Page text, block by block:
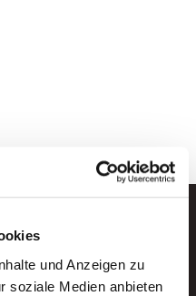
und Anzeigen zu
soziale Medien anbieten
E-Mail.